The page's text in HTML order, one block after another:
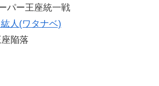
パー王座統一戦
人(ワタナベ)
陥落